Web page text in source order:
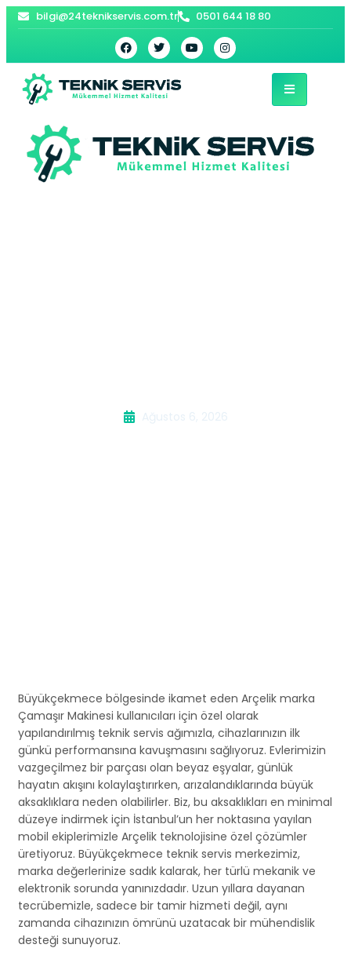
bilgi@24teknikservis.com.tr 0501 644 18 80
Ağustos 6, 2026
Büyükçekmece bölgesinde ikamet eden Arçelik marka
Çamaşır Makinesi kullanıcıları için özel olarak
yapılandırılmış teknik servis ağımızla, cihazlarınızın ilk
günkü performansına kavuşmasını sağlıyoruz. Evlerimizin
vazgeçilmez bir parçası olan beyaz eşyalar, günlük
hayatın akışını kolaylaştırırken, arızalandıklarında büyük
aksaklıklara neden olabilirler. Biz, bu aksaklıkları en minimal
düzeye indirmek için İstanbul’un her noktasına yayılan
mobil ekiplerimizle Arçelik teknolojisine özel çözümler
üretiyoruz. Büyükçekmece teknik servis merkezimiz,
marka değerlerinize sadık kalarak, her türlü mekanik ve
elektronik sorunda yanınızdadır. Uzun yıllara dayanan
tecrübemizle, sadece bir tamir hizmeti değil, aynı
zamanda cihazınızın ömrünü uzatacak bir mühendislik
desteği sunuyoruz.